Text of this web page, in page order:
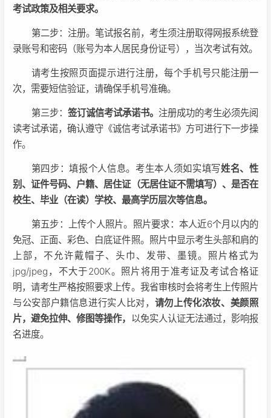
考试政策及相关要求。
第二步：注册。笔试报名前，考生须注册取得网报系统登
录账号和密码（账号为本人居民身份证号），当次考试有效。
请考生按照页面提示进行注册，每个手机号只能注册一
次，需要短信验证，请确保手机号准确。
第三步： 签订诚信考试承诺书。 注册成功的考生必须先阅
读考试承诺，确认遵守《诚信考试承诺书》方可进行下一步操
作。
第四步：填报个人信息。考生本人须如实填写姓名、性
别、证件号码、户籍、居住证（无居住证不需填写）、是否在
校生、毕业（在读）学校、最高学历层次等信息。
第五步：上传个人照片。照片要求：本人近6个月以内的
免冠、正面、彩色、白底证件照。照片中显示考生头部和肩的
上部，不允许戴帽子、头巾、发带、墨镜。照片格式为
jpg/jpeg，不大于200K。照片将用于准考证及考试合格证
明，请考生严格按照要求上传。我省审核时会将考生上传照片
与公安部户籍信息进行实人比对， 请勿上传化浓妆、美颜照
片，避免拉伸、修图等操作， 以免实人认证无法通过，影响报
名进度。